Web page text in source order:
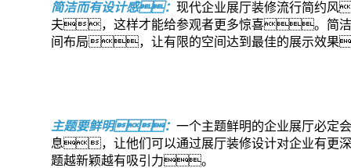
简洁而有设计感： 现代企业展厅装修流行简约
夫，这样才能给参观者更多惊喜。简
间布局，让有限的空间达到最佳的展示效
主题要鲜明： 一个主题鲜明的企业展厅必
息，让他们可以通过展厅装修设计对企业有
题越新颖越有吸引力。